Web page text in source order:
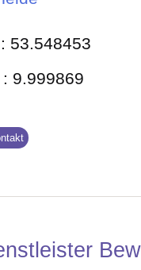
: 53.548453
: 9.999869